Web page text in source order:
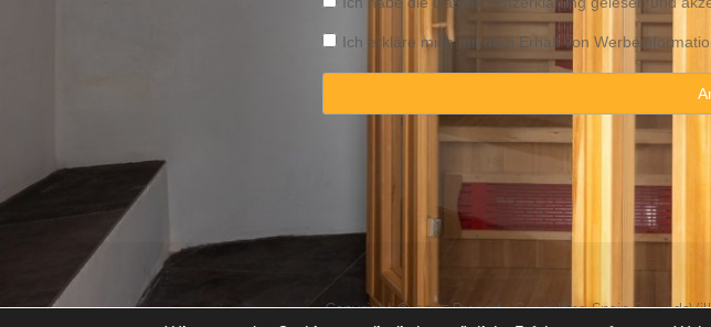
Ich erkläre mich mit dem Erhalt von
Copyright © 2025 Property Consulting Spain By